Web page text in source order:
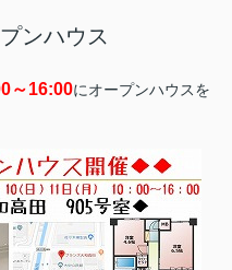
ンハウス
～16:00にオープンハウスを